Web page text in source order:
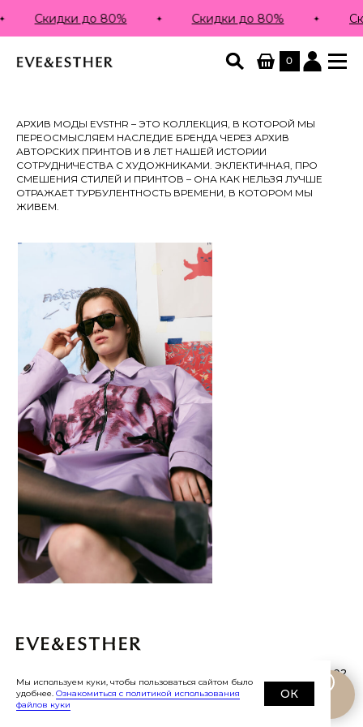
0
Скидки до 80% Скидки до 80%
АРХИВ МОДЫ EVSTHR – ЭТО КОЛЛЕКЦИЯ, В КОТОРОЙ МЫ
ПЕРЕОСМЫСЛЯЕМ НАСЛЕДИЕ БРЕНДА ЧЕРЕЗ АРХИВ
АВТОРСКИХ ПРИНТОВ И 8 ЛЕТ НАШЕЙ ИСТОРИИ
СОТРУДНИЧЕСТВА С ХУДОЖНИКАМИ. ЭКЛЕКТИЧНАЯ, ПРО
СМЕШЕНИЯ СТИЛЕЙ И ПРИНТОВ – ОНА КАК НЕЛЬЗЯ ЛУЧШЕ
ОТРАЖАЕТ ТУРБУЛЕНТНОСТЬ ВРЕМЕНИ, В КОТОРОМ МЫ
ЖИВЕМ.
+7 985 266 02
Мы используем куки, чтобы пользоваться сайтом было
удобнее. Ознакомиться с политикой использования
файлов куки
ОК